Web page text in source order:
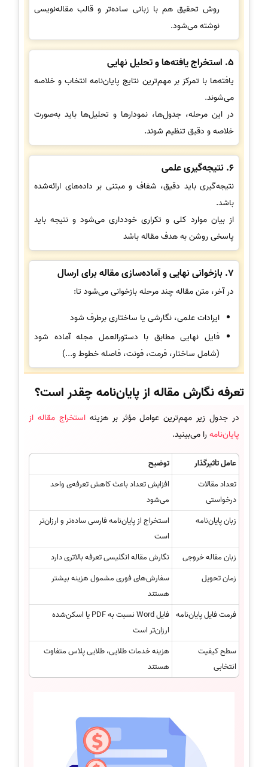
روش تحقیق هم با زبانی ساده‌تر و قالب مقاله‌نویسی
نوشته می‌شود.
5. استخراج یافته‌ها و تحلیل نهایی
یافته‌ها با تمرکز بر مهم‌ترین نتایج پایان‌نامه انتخاب و خلاصه
می‌شوند.
در این مرحله، جدول‌ها، نمودارها و تحلیل‌ها باید به‌صورت
خلاصه و دقیق تنظیم شوند.
6. نتیجه‌گیری علمی
نتیجه‌گیری باید دقیق، شفاف و مبتنی بر داده‌های ارائه‌شده
باشد.
از بیان موارد کلی و تکراری خودداری می‌شود و نتیجه باید
پاسخی روشن به هدف مقاله باشد
7. بازخوانی نهایی و آماده‌سازی مقاله برای ارسال
در آخر، متن مقاله چند مرحله بازخوانی می‌شود تا:
ایرادات علمی، نگارشی یا ساختاری برطرف شود
فایل نهایی مطابق با دستورالعمل مجله آماده شود
(شامل ساختار، فرمت، فونت، فاصله خطوط و...)
تعرفه نگارش مقاله از پایان‌نامه چقدر است؟
در جدول زیر مهم‌ترین عوامل مؤثر بر هزینهاستخراج مقاله از
پایان‌نامهرا می‌بینید.
عامل تأثیرگذار
توضیح
تعداد مقالات
درخواستی
افزایش تعداد باعث کاهش تعرفه‌ی واحد
می‌شود
زبان پایان‌نامه
استخراج از پایان‌نامه فارسی ساده‌تر و ارزان‌تر
است
زبان مقاله خروجی
نگارش مقاله انگلیسی تعرفه بالاتری دارد
زمان تحویل
سفارش‌های فوری مشمول هزینه بیشتر
هستند
فرمت فایل پایان‌نامه
فایل Word نسبت به PDF یا اسکن‌شده
ارزان‌تر است
سطح کیفیت
انتخابی
هزینه خدمات طلایی، طلایی پلاس متفاوت
هستند